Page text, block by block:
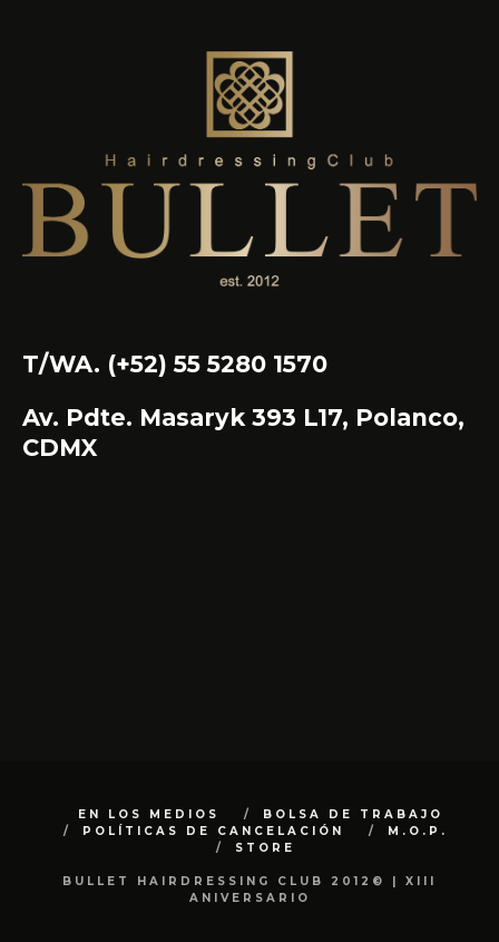
T/WA. (+52) 55 5280 1570
Av. Pdte. Masaryk 393 L17, Polanco,
CDMX
EN LOS MEDIOS
BOLSA DE TRABAJO
POLÍTICAS DE CANCELACIÓN
M.O.P.
STORE
BULLET HAIRDRESSING CLUB 2012© | XIII
ANIVERSARIO